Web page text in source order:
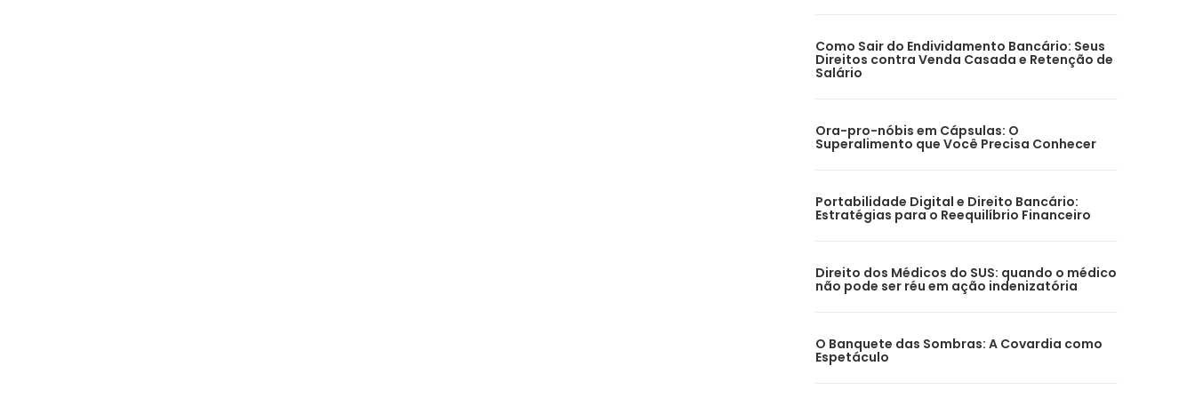
Como Sair do Endividamento Bancário: Seus
Direitos contra Venda Casada e Retenção de
Salário
Ora-pro-nóbis em Cápsulas: O
Superalimento que Você Precisa Conhecer
Portabilidade Digital e Direito Bancário:
Estratégias para o Reequilíbrio Financeiro
Direito dos Médicos do SUS: quando o médico
não pode ser réu em ação indenizatória
O Banquete das Sombras: A Covardia como
Espetáculo